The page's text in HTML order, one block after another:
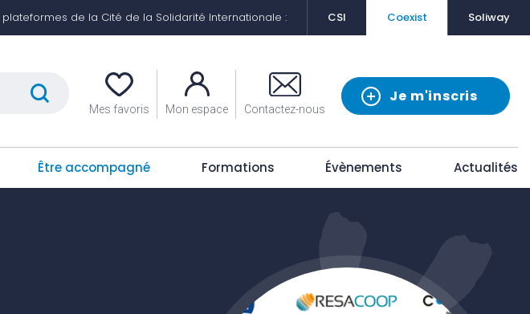
plateformes de la Cité de la Solidarité Internationale : CSI Coexist Soliway
Mes favoris Mon espace
Je m'inscris
Contactez-nous
Être accompagné Formations Évènements Actualités